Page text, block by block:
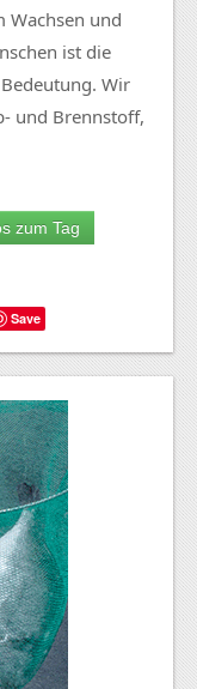
Wachsen und
ist die
Wir
und Brennstoff,
zum Tag
Save